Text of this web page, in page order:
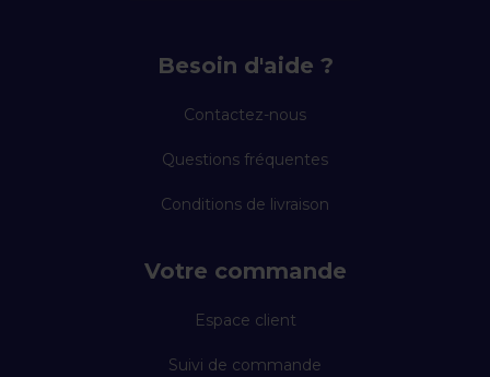
Besoin d'aide ?
Contactez-nous
Questions fréquentes
Conditions de livraison
Votre commande
Espace client
Suivi de commande